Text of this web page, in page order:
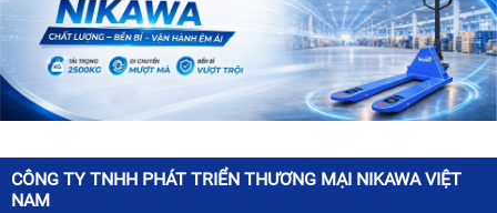
CÔNG TY TNHH PHÁT TRIỂN THƯƠNG MẠI NIKAWA VIỆT
NAM